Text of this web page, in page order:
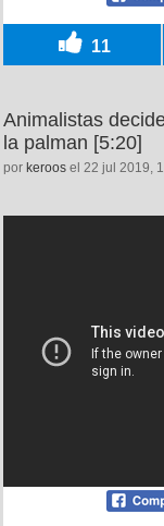
11
Animalistas
la palman [5:20]
por keroos el 22 jul 2019,